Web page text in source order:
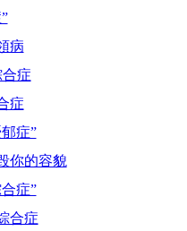
病
症
症
症”
你的容貌
症”
合症